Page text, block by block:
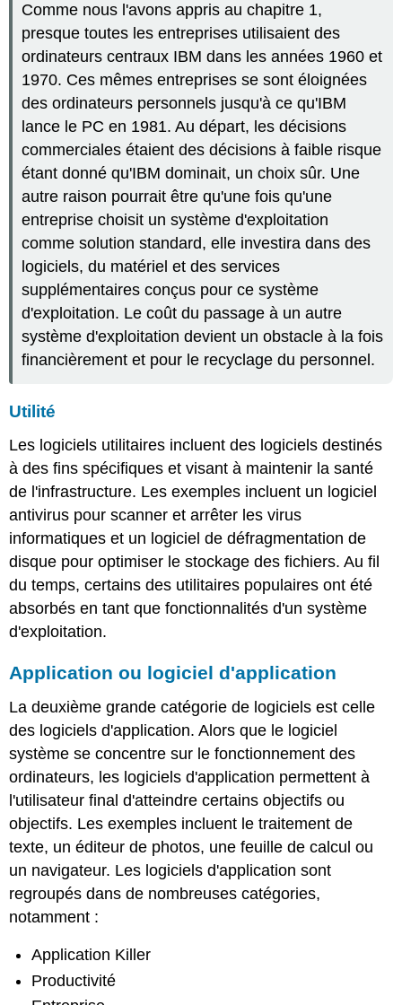
Comme nous l'avons appris au chapitre 1,
presque toutes les entreprises utilisaient des
ordinateurs centraux IBM dans les années 1960 et
1970. Ces mêmes entreprises se sont éloignées
des ordinateurs personnels jusqu'à ce qu'IBM
lance le PC en 1981. Au départ, les décisions
commerciales étaient des décisions à faible risque
étant donné qu'IBM dominait, un choix sûr. Une
autre raison pourrait être qu'une fois qu'une
entreprise choisit un système d'exploitation
comme solution standard, elle investira dans des
logiciels, du matériel et des services
supplémentaires conçus pour ce système
d'exploitation. Le coût du passage à un autre
système d'exploitation devient un obstacle à la fois
financièrement et pour le recyclage du personnel.
Utilité
Les logiciels utilitaires incluent des logiciels destinés
à des fins spécifiques et visant à maintenir la santé
de l'infrastructure. Les exemples incluent un logiciel
antivirus pour scanner et arrêter les virus
informatiques et un logiciel de défragmentation de
disque pour optimiser le stockage des fichiers. Au fil
du temps, certains des utilitaires populaires ont été
absorbés en tant que fonctionnalités d'un système
d'exploitation.
Application ou logiciel d'application
La deuxième grande catégorie de logiciels est celle
des logiciels d'application. Alors que le logiciel
système se concentre sur le fonctionnement des
ordinateurs, les logiciels d'application permettent à
l'utilisateur final d'atteindre certains objectifs ou
objectifs. Les exemples incluent le traitement de
texte, un éditeur de photos, une feuille de calcul ou
un navigateur. Les logiciels d'application sont
regroupés dans de nombreuses catégories,
notamment :
Application Killer
Productivité